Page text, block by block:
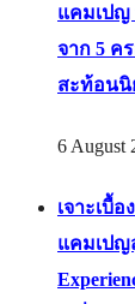
แคมเปญ
จาก 5 ค
สะท้อนนิ
6 August
เจาะเบื้
แคมเปญ